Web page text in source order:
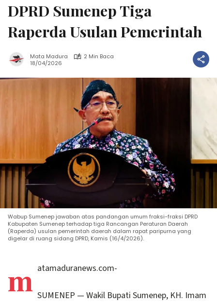
DPRD Sumenep Tiga
Raperda Usulan Pemerintah
Mata Madura
2 Min Baca
18/04/2026
Wabup Sumenep jawaban atas pandangan umum fraksi-fraksi DPRD
Kabupaten Sumenep terhadap tiga Rancangan Peraturan Daerah
(Raperda) usulan pemerintah daerah dalam rapat paripurna yang
digelar di ruang sidang DPRD, Kamis (16/4/2026).
m atamaduranews.com-
SUMENEP — Wakil Bupati Sumenep, KH. Imam